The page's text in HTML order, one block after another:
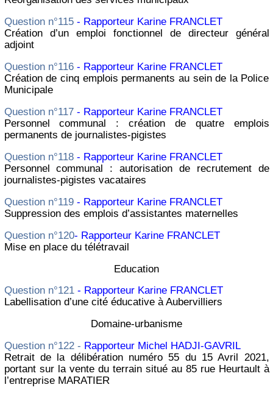
Question n°115- Rapporteur Karine FRANCLET
Création d’un emploi fonctionnel de directeur général
adjoint
Question n°116- Rapporteur Karine FRANCLET
Création de cinq emplois permanents au sein de la Police
Municipale
Question n°117- Rapporteur Karine FRANCLET
Personnel communal : création de quatre emplois
permanents de journalistes-pigistes
Question n°118- Rapporteur Karine FRANCLET
Personnel communal : autorisation de recrutement de
journalistes-pigistes vacataires
Question n°119- Rapporteur Karine FRANCLET
Suppression des emplois d’assistantes maternelles
Question n°120- Rapporteur Karine FRANCLET
Mise en place du télétravail
Education
Question n°121- Rapporteur Karine FRANCLET
Labellisation d’une cité éducative à Aubervilliers
Domaine-urbanisme
Question n°122 - Rapporteur Michel HADJI-GAVRIL
Retrait de la délibération numéro 55 du 15 Avril 2021,
portant sur la vente du terrain situé au 85 rue Heurtault à
l’entreprise MARATIER